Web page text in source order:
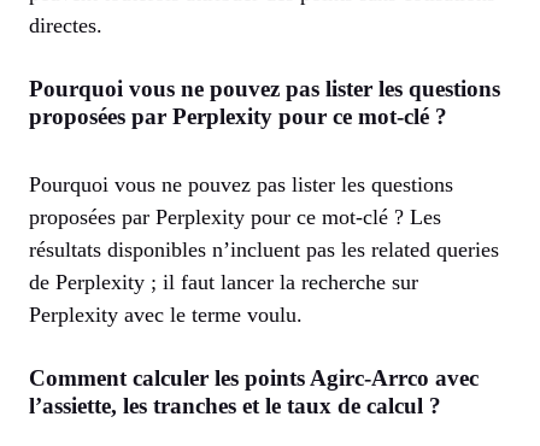
directes.
Pourquoi vous ne pouvez pas lister les questions
proposées par Perplexity pour ce mot-clé ?
Pourquoi vous ne pouvez pas lister les questions
proposées par Perplexity pour ce mot-clé ? Les
résultats disponibles n’incluent pas les related queries
de Perplexity ; il faut lancer la recherche sur
Perplexity avec le terme voulu.
Comment calculer les points Agirc-Arrco avec
l’assiette, les tranches et le taux de calcul ?